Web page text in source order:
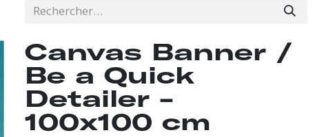
Canvas Banner /
Be a Quick
Detailer -
100x100 cm